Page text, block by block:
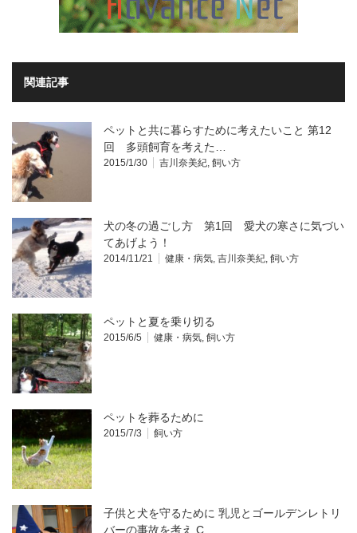
関連記事
ペットと共に暮らすために考えたいこと 第12
回 多頭飼育を考えた…
2015/1/30 吉川奈美紀 飼い方
犬の冬の過ごし方 第1回 愛犬の寒さに気づい
てあげよう！
2014/11/21 健康・病気 吉川奈美紀 飼い方
ペットと夏を乗り切る
2015/6/5 健康・病気 飼い方
ペットを葬るために
2015/7/3 飼い方
子供と犬を守るために 乳児とゴールデンレトリ
バーの事故を考え C…